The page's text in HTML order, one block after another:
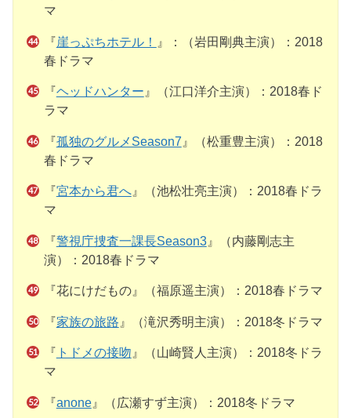
マ
『崖っぷちホテル！
』：（岩田剛典主演）：2018
春ドラマ
『ヘッドハンター 』（江口洋介主演）：2018春ド
ラマ
『孤独のグルメSeason7 』（松重豊主演）：2018
春ドラマ
『宮本から君へ』（池松壮亮主演）：2018春ドラ
マ
『警視庁捜査一課長Season3』（内藤剛志主
演）：2018春ドラマ
『花にけだもの』（福原遥主演）：2018春ドラマ
『家族の旅路 』（滝沢秀明主演）：2018冬ドラマ
『 トドメの接吻 』（山崎賢人主演）：2018冬ドラ
マ
『anone』（広瀬すず主演）：2018冬ドラマ